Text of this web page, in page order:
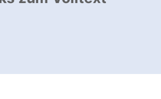
öffnet neues Fenster